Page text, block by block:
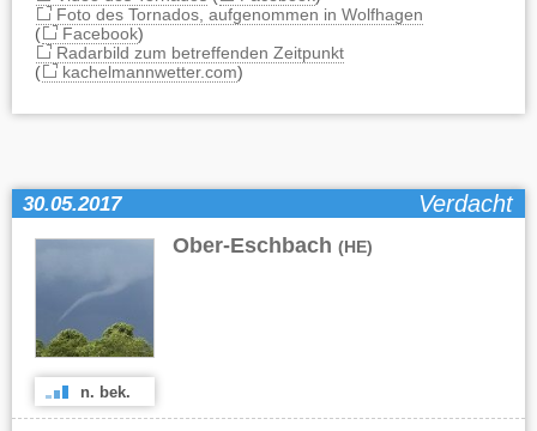
Foto des Tornados, aufgenommen in Wolfhagen
(
Facebook)
Radarbild zum betreffenden Zeitpunkt
(
kachelmannwetter.com)
30.05.2017 Verdacht
Ober-Eschbach (HE)
n. bek.